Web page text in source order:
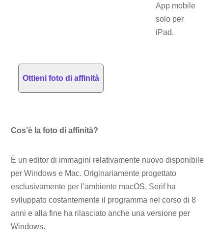
App mobile
solo per
iPad.
Ottieni foto di affinità
Cos’è la foto di affinità?
È un editor di immagini relativamente nuovo disponibile
per Windows e Mac. Originariamente progettato
esclusivamente per l’ambiente macOS, Serif ha
sviluppato costantemente il programma nel corso di 8
anni e alla fine ha rilasciato anche una versione per
Windows.